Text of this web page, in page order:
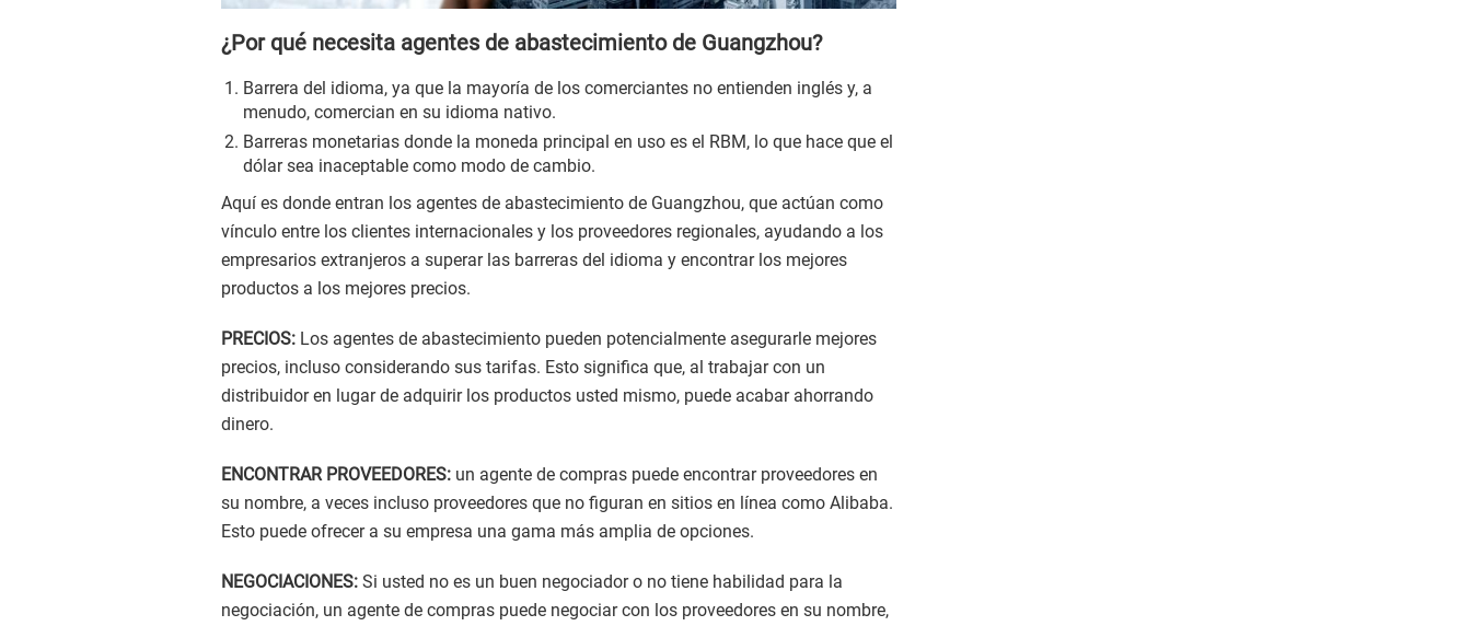
¿Por qué necesita agentes de abastecimiento de Guangzhou?
Barrera del idioma, ya que la mayoría de los comerciantes no entienden inglés y, a
menudo, comercian en su idioma nativo.
Barreras monetarias donde la moneda principal en uso es el RBM, lo que hace que el
dólar sea inaceptable como modo de cambio.
Aquí es donde entran los agentes de abastecimiento de Guangzhou, que actúan como
vínculo entre los clientes internacionales y los proveedores regionales, ayudando a los
empresarios extranjeros a superar las barreras del idioma y encontrar los mejores
productos a los mejores precios.
PRECIOS: Los agentes de abastecimiento pueden potencialmente asegurarle mejores
precios, incluso considerando sus tarifas. Esto significa que, al trabajar con un
distribuidor en lugar de adquirir los productos usted mismo, puede acabar ahorrando
dinero.
ENCONTRAR PROVEEDORES: un agente de compras puede encontrar proveedores en
su nombre, a veces incluso proveedores que no figuran en sitios en línea como Alibaba.
Esto puede ofrecer a su empresa una gama más amplia de opciones.
NEGOCIACIONES: Si usted no es un buen negociador o no tiene habilidad para la
negociación, un agente de compras puede negociar con los proveedores en su nombre,